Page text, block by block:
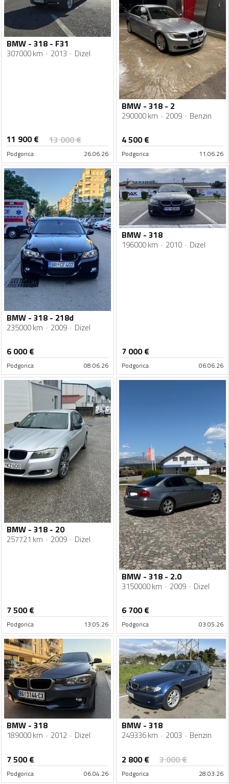
BMW - 318 - F31
307000 km 2013 Dizel
11 900€ 13 000€
Podgorica 26.06.26
BMW - 318 - 2
290000 km 2009 Benzin
4 500€
Podgorica 11.06.26
BMW - 318 - 218d
235000 km 2009 Dizel
6 000€
Podgorica 08.06.26
BMW - 318
196000 km 2010 Dizel
7 000€
Podgorica 06.06.26
BMW - 318 - 20
257721 km 2009 Dizel
7 500€
Podgorica 13.05.26
BMW - 318 - 2.0
3150000 km 2009 Dizel
6 700€
Podgorica 03.05.26
BMW - 318
189000 km 2012 Dizel
7 500€
Podgorica 06.04.26
BMW - 318
249336 km 2003 Benzin
2 800€ 3 000€
Podgorica 28.03.26